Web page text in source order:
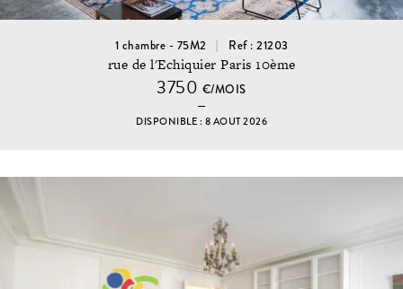
1 chambre - 75M2 Ref : 21203
rue de l'Echiquier Paris 10ème
3750 €/MOIS
DISPONIBLE : 8 AOUT 2026